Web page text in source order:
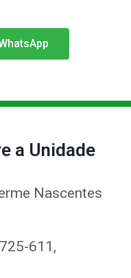
a Unidade
Nascentes
611,